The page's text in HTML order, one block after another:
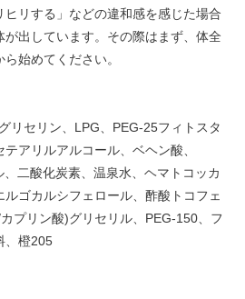
ヒリする」などの違和感を感じた場合
出しています。その際はまず、体全
始めてください。
リセリン、LPG、PEG-25フィトスタ
アリルアルコール、ベヘン酸、
二酸化炭素、温泉水、ヘマトコッカ
ゴカルシフェロール、酢酸トコフェ
プリン酸)グリセリル、PEG-150、フ
、橙205